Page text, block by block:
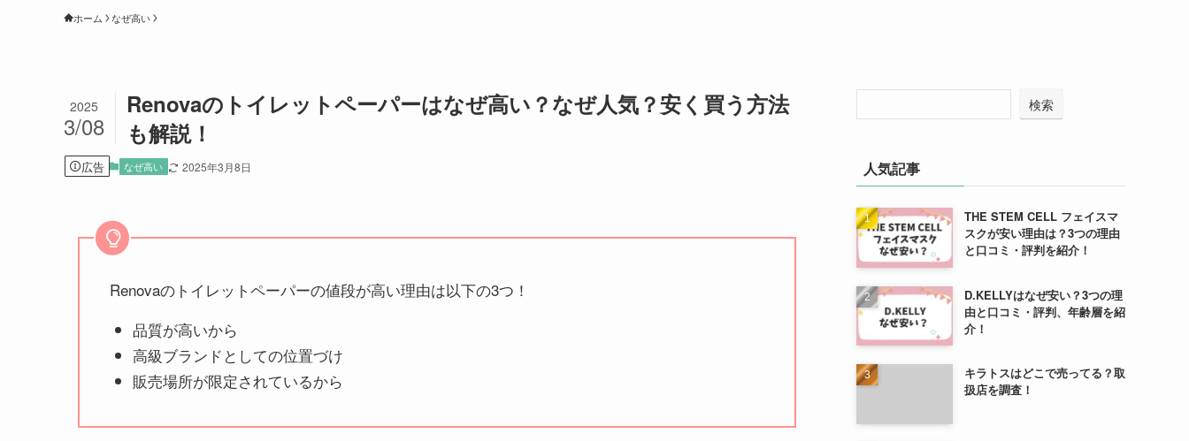
ホーム なぜ高い
Renovaのトイレットペーパーはなぜ高い？なぜ人気？安く買う方法
も解説！
2025
3/08
広告 なぜ高い 2025年3月8日
Renovaのトイレットペーパーの値段が高い理由は以下の3つ！
品質が高いから
高級ブランドとしての位置づけ
販売場所が限定されているから
検索
人気記事
THE STEM CELL フェイスマ
スクが安い理由は？3つの理由
と口コミ・評判を紹介！
D.KELLYはなぜ安い？3つの理
由と口コミ・評判、年齢層を紹
介！
キラトスはどこで売ってる？取
扱店を調査！